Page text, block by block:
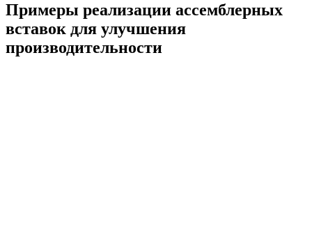
Примеры реализации ассемблерных
вставок для улучшения
производительности